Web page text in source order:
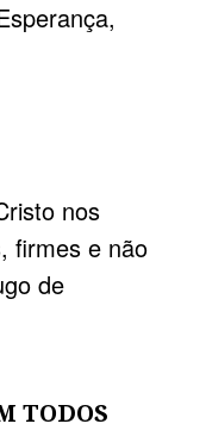
nos
firmes e não
de
TODOS